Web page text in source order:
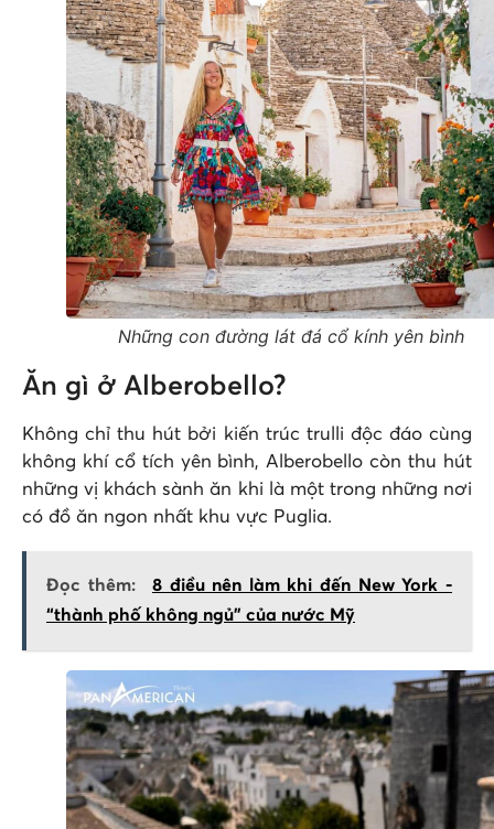
Những con đường lát đá cổ kính yên bình
Ăn gì ở Alberobello?
Không chỉ thu hút bởi kiến trúc trulli độc đáo cùng
không khí cổ tích yên bình, Alberobello còn thu hút
những vị khách sành ăn khi là một trong những nơi
có đồ ăn ngon nhất khu vực Puglia.
Đọc thêm:
8 điều nên làm khi đến New York -
“thành phố không ngủ" của nước Mỹ